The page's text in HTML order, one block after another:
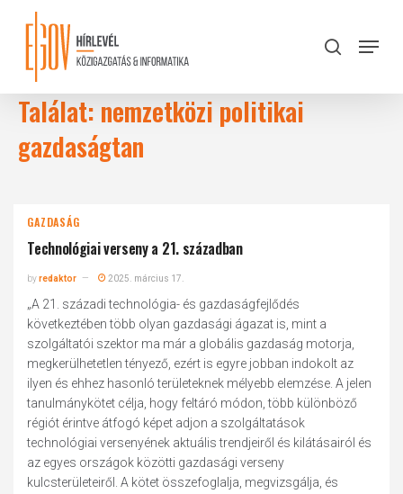
content
search
Menu
Találat: nemzetközi politikai
gazdaságtan
GAZDASÁG
Technológiai verseny a 21. században
byredaktor 2025. március 17.
„A 21. századi technológia- és gazdaságfejlődés
következtében több olyan gazdasági ágazat is, mint a
szolgáltatói szektor ma már a globális gazdaság motorja,
megkerülhetetlen tényező, ezért is egyre jobban indokolt az
ilyen és ehhez hasonló területeknek mélyebb elemzése. A jelen
tanulmánykötet célja, hogy feltáró módon, több különböző
régiót érintve átfogó képet adjon a szolgáltatások
technológiai versenyének aktuális trendjeiről és kilátásairól és
az egyes országok közötti gazdasági verseny
kulcsterületeiről. A kötet összefoglalja, megvizsgálja, és
Close